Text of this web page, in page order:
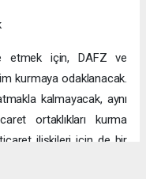
etmek için, DAFZ ve
kurmaya odaklanacak.
kalmayacak, aynı
ortaklıkları kurma
ilişkileri için de bir